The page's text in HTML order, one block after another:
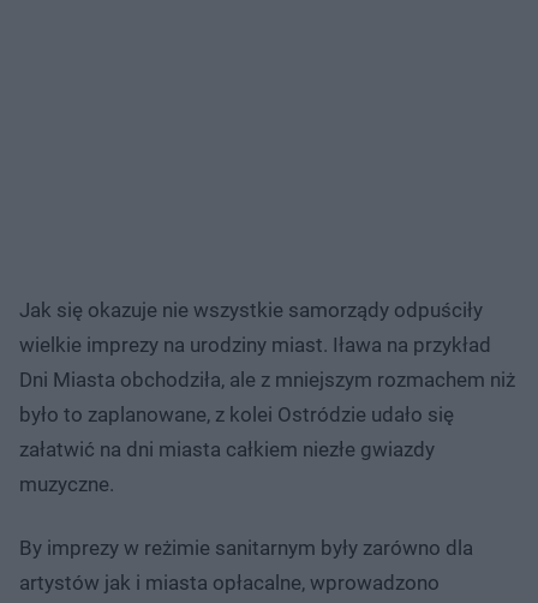
Jak się okazuje nie wszystkie samorządy odpuściły
wielkie imprezy na urodziny miast. Iława na przykład
Dni Miasta obchodziła, ale z mniejszym rozmachem niż
było to zaplanowane, z kolei Ostródzie udało się
załatwić na dni miasta całkiem niezłe gwiazdy
muzyczne.
By imprezy w reżimie sanitarnym były zarówno dla
artystów jak i miasta opłacalne, wprowadzono